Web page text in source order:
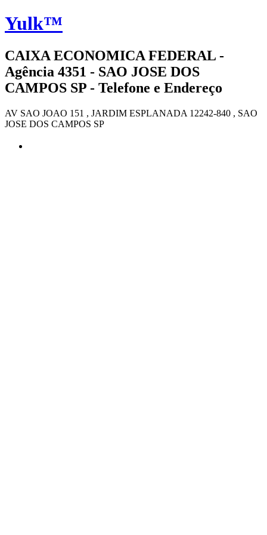
Yulk™
CAIXA ECONOMICA FEDERAL -
Agência 4351 - SAO JOSE DOS
CAMPOS SP - Telefone e Endereço
AV SAO JOAO 151 , JARDIM ESPLANADA 12242-840 , SAO
JOSE DOS CAMPOS SP